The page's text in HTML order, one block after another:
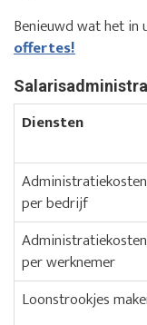
Benieuwd wat het in
offertes!
Diensten
Administratiekosten
per bedrijf
Administratiekosten
per werknemer
Loonstrookjes